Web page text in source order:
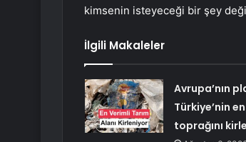
kimsenin isteyeceği bir şey
İlgili Makaleler
Avrupa’nın
Türkiye’nin
toprağını